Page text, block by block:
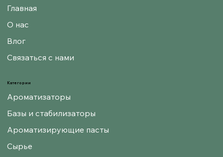
Категории
Ароматизаторы
Базы и стабилизаторы
Ароматизирующие пасты
Сырье
Главная
О нас
Влог
Связаться с нами